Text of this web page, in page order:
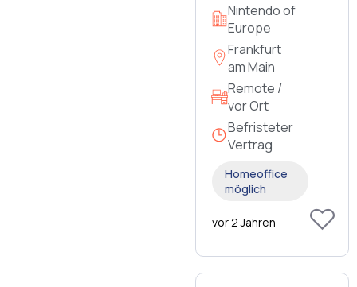
Nintendo of
Europe
Frankfurt
am Main
Remote /
vor Ort
Befristeter
Vertrag
Homeoffice
möglich
vor 2 Jahren